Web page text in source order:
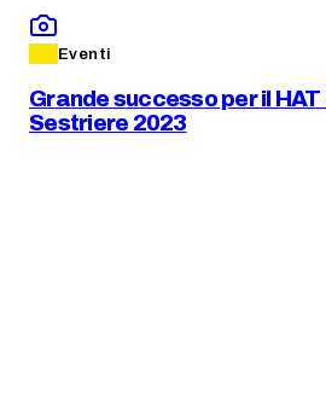
Eventi
Grande successo per il
Sestriere 2023